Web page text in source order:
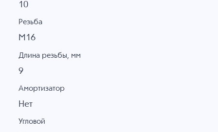
10
Резьба
M16
Длина резьбы, мм
9
Амортизатор
Нет
Угловой